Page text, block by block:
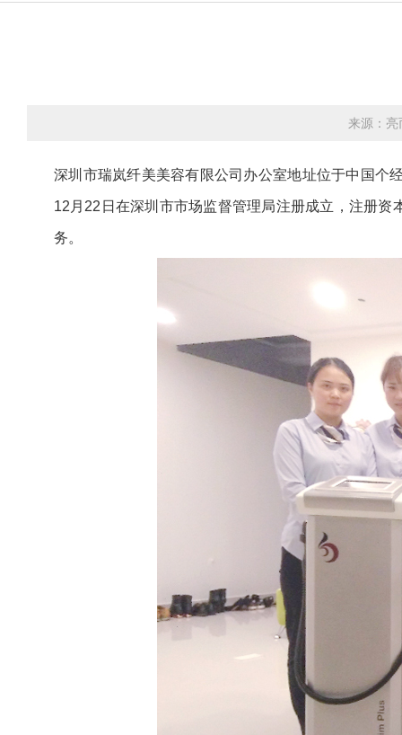
来源：亮
深圳市瑞岚纤美美容有限公司办公室地址位于中国个
12月22日在深圳市市场监督管理局注册成立，注册
务。